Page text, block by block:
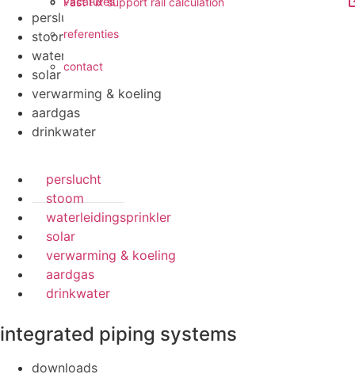
referenties
contact
perslucht
stoom
waterleidingsprinkler
solar
verwarming & koeling
aardgas
drinkwater
perslucht
stoom
waterleidingsprinkler
solar
verwarming & koeling
aardgas
drinkwater
integrated piping systems
downloads